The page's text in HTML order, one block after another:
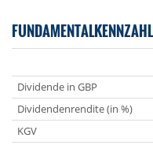
Dividende in GBP
Dividendenrendite (in %)
KGV